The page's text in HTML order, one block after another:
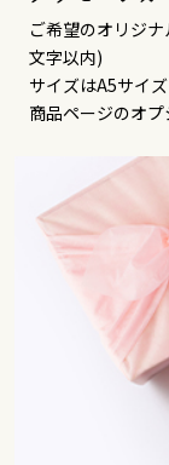
ご希望のオリジ
文字以内)
サイズはA5サイ
商品ページのオプ